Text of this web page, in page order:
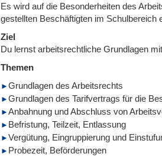
Es wird auf die Besonderheiten des
gestellten Beschäftigten im Schulbereich
Ziel
Du lernst arbeitsrechtliche Grundlagen
Themen
Grundlagen des Arbeitsrechts
Grundlagen des Tarifvertrags für die
Anbahnung und Abschluss von
Befristung, Teilzeit, Entlassung
Vergütung, Eingruppierung und
Probezeit, Beförderungen